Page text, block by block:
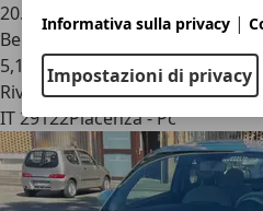
20.320 km
Benzina
5,1 l/100 km (comb.)
Rivenditore
IT 29122Piacenza - Pc
Informativa sulla privacy |
Impostazioni di privacy